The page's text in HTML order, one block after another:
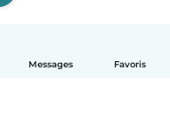
Messages Favoris